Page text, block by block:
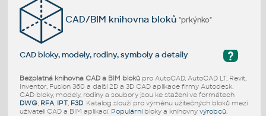
CAD/BIM knihovna bloků"prkýnko"
?
CAD bloky, modely, rodiny, symboly a detaily
Bezplatná knihovna CAD a BIM blokůpro AutoCAD, AutoCAD LT, Revit,
Inventor, Fusion 360 a další 2D a 3D CAD aplikace firmy Autodesk.
CAD bloky, modely, rodiny a soubory jsou ke stažení ve formátech
DWG, RFA, IPT, F3D. Katalog slouží pro výměnu užitečných bloků mezi
uživateli CAD a BIM aplikací. Populárníbloky a knihovny výrobců.